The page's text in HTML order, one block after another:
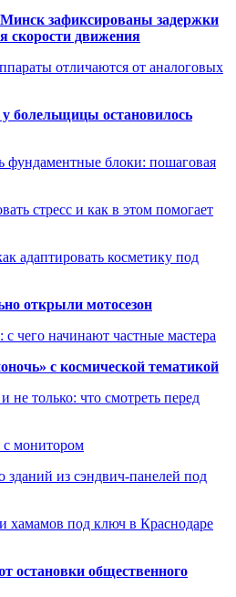
зафиксированы задержки
скорости движения
отличаются от аналоговых
болельщицы остановилось
фундаментные блоки: пошаговая
стресс и как в этом помогает
адаптировать косметику под
открыли мотосезон
чего начинают частные мастера
с космической тематикой
только: что смотреть перед
с монитором
зданий из сэндвич-панелей под
хамамов под ключ в Краснодаре
остановки общественного